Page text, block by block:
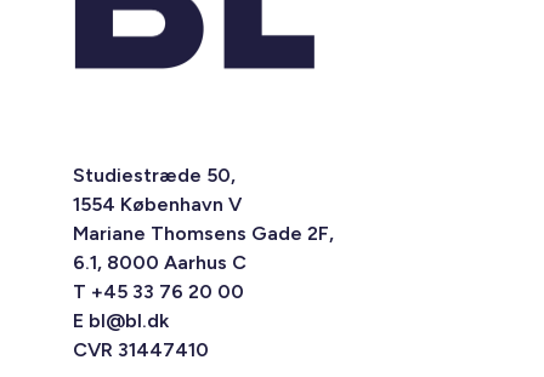
Studiestræde 50,
1554 København V
Mariane Thomsens Gade 2F,
6.1, 8000 Aarhus C
T +45 33 76 20 00
E bl@bl.dk
CVR 31447410